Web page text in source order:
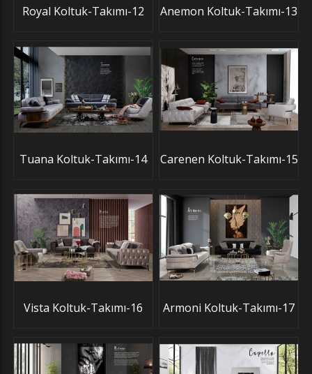
Royal Koltuk-Takımı-12 Anemon Koltuk-Takımı-13
Tuana Koltuk-Takımı-14 Carenen Koltuk-Takımı-15
Vista Koltuk-Takımı-16 Armoni Koltuk-Takımı-17